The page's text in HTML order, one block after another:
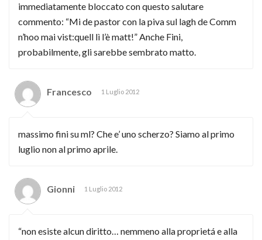
immediatamente bloccato con questo salutare
commento: “Mi de pastor con la piva sul lagh de Comm
n’hoo mai vist:quell lì l’è matt!” Anche Fini,
probabilmente, gli sarebbe sembrato matto.
Francesco 1 Luglio 2012
massimo fini su ml? Che e’ uno scherzo? Siamo al primo
luglio non al primo aprile.
Gionni 1 Luglio 2012
“non esiste alcun diritto… nemmeno alla proprietá e alla